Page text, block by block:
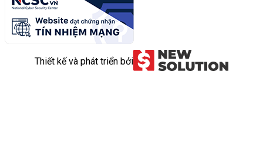
Thiết kế và phát triển bởi